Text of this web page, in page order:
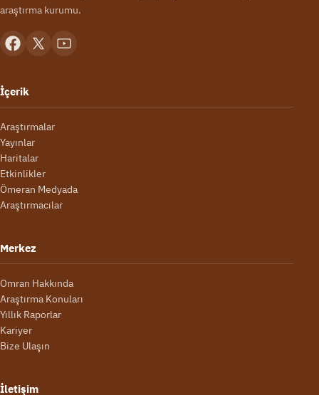
araştırma kurumu.
İçerik
Araştırmalar
Yayınlar
Haritalar
Etkinlikler
Ömeran Medyada
Araştırmacılar
Merkez
Omran Hakkında
Araştırma Konuları
Yıllık Raporlar
Kariyer
Bize Ulaşın
İletişim